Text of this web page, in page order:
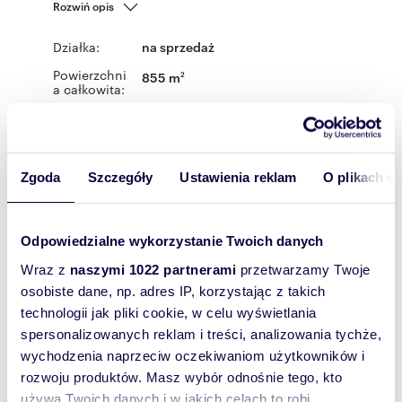
Zgoda Szczegóły Ustawienia reklam O plikach
Odpowiedzialne wykorzystanie Twoich danych
Wraz z naszymi 1022 partnerami przetwarzamy Twoje
osobiste dane, np. adres IP, korzystając z takich
technologii jak pliki cookie, w celu wyświetlania
spersonalizowanych reklam i treści, analizowania tychże,
wychodzenia naprzeciw oczekiwaniom użytkowników i
rozwoju produktów. Masz wybór odnośnie tego, kto
używa Twoich danych i w jakich celach to robi.
Rozwiń opis
Działka: na sprzedaż
Powierzchni
a całkowita:
855 m2
powiat:
Podobne oferty w tej lokalizacji